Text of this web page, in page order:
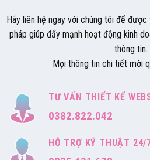
Hãy liên hệ ngay với chúng tôi để
pháp giúp đẩy mạnh hoạt động kinh
thông tin.
Mọi thông tin chi tiết mời
TƯ VẤN THIẾT KẾ
0382.822.042
HỖ TRỢ KỸ THUẬT 24/